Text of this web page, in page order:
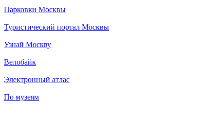
Парковки Москвы
Туристический портал Москвы
Узнай Москву
Велобайк
Электронный атлас
По музеям